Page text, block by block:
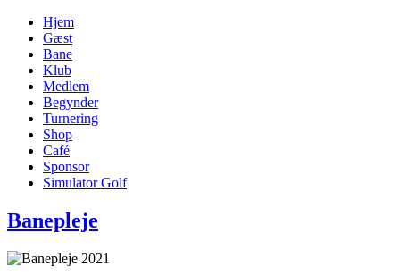
Hjem
Gæst
Bane
Klub
Medlem
Begynder
Turnering
Shop
Café
Sponsor
Simulator Golf
Banepleje